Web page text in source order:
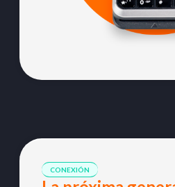
CONEXIÓN